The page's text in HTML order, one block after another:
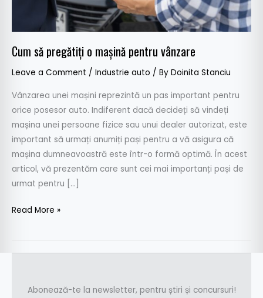
Cum să pregătiți o mașină pentru vânzare
Leave a Comment / Industrie auto / By Doinita Stanciu
Vânzarea unei mașini reprezintă un pas important pentru
orice posesor auto. Indiferent dacă decideți să vindeți
mașina unei persoane fizice sau unui dealer autorizat, este
important să urmați anumiți pași pentru a vă asigura că
mașina dumneavoastră este într-o formă optimă. În acest
articol, vă prezentăm care sunt cei mai importanți pași de
urmat pentru […]
Read More »
Abonează-te la newsletter, pentru știri și concursuri!